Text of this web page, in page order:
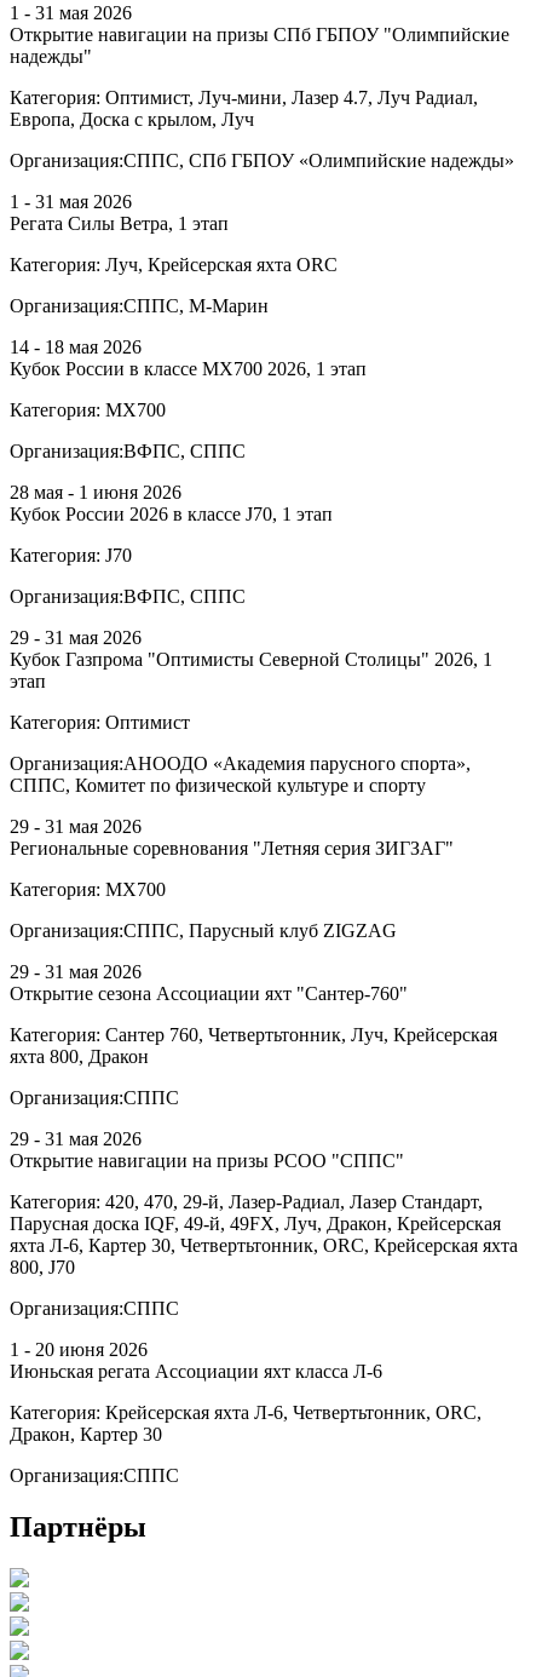
1 - 31 мая 2026
Открытие навигации на призы СПб ГБПОУ "Олимпийские
надежды"
Категория: Оптимист, Луч-мини, Лазер 4.7, Луч Радиал,
Европа, Доска с крылом, Луч
Организация:СППС, СПб ГБПОУ «Олимпийские надежды»
1 - 31 мая 2026
Регата Силы Ветра, 1 этап
Категория: Луч, Крейсерская яхта ORC
Организация:СППС, М-Марин
14 - 18 мая 2026
Кубок России в классе MX700 2026, 1 этап
Категория: МХ700
Организация:ВФПС, СППС
28 мая - 1 июня 2026
Кубок России 2026 в классе J70, 1 этап
Категория: J70
Организация:ВФПС, СППС
29 - 31 мая 2026
Кубок Газпрома "Оптимисты Северной Столицы" 2026, 1
этап
Категория: Оптимист
Организация:АНООДО «Академия парусного спорта»,
СППС, Комитет по физической культуре и спорту
29 - 31 мая 2026
Региональные соревнования "Летняя серия ЗИГЗАГ"
Категория: МХ700
Организация:СППС, Парусный клуб ZIGZAG
29 - 31 мая 2026
Открытие сезона Ассоциации яхт "Сантер-760"
Категория: Сантер 760, Четвертьтонник, Луч, Крейсерская
яхта 800, Дракон
Организация:СППС
29 - 31 мая 2026
Открытие навигации на призы РСОО "СППС"
Категория: 420, 470, 29-й, Лазер-Радиал, Лазер Стандарт,
Парусная доска IQF, 49-й, 49FX, Луч, Дракон, Крейсерская
яхта Л-6, Картер 30, Четвертьтонник, ORC, Крейсерская яхта
800, J70
Организация:СППС
1 - 20 июня 2026
Июньская регата Ассоциации яхт класса Л-6
Категория: Крейсерская яхта Л-6, Четвертьтонник, ORC,
Дракон, Картер 30
Организация:СППС
Партнёры